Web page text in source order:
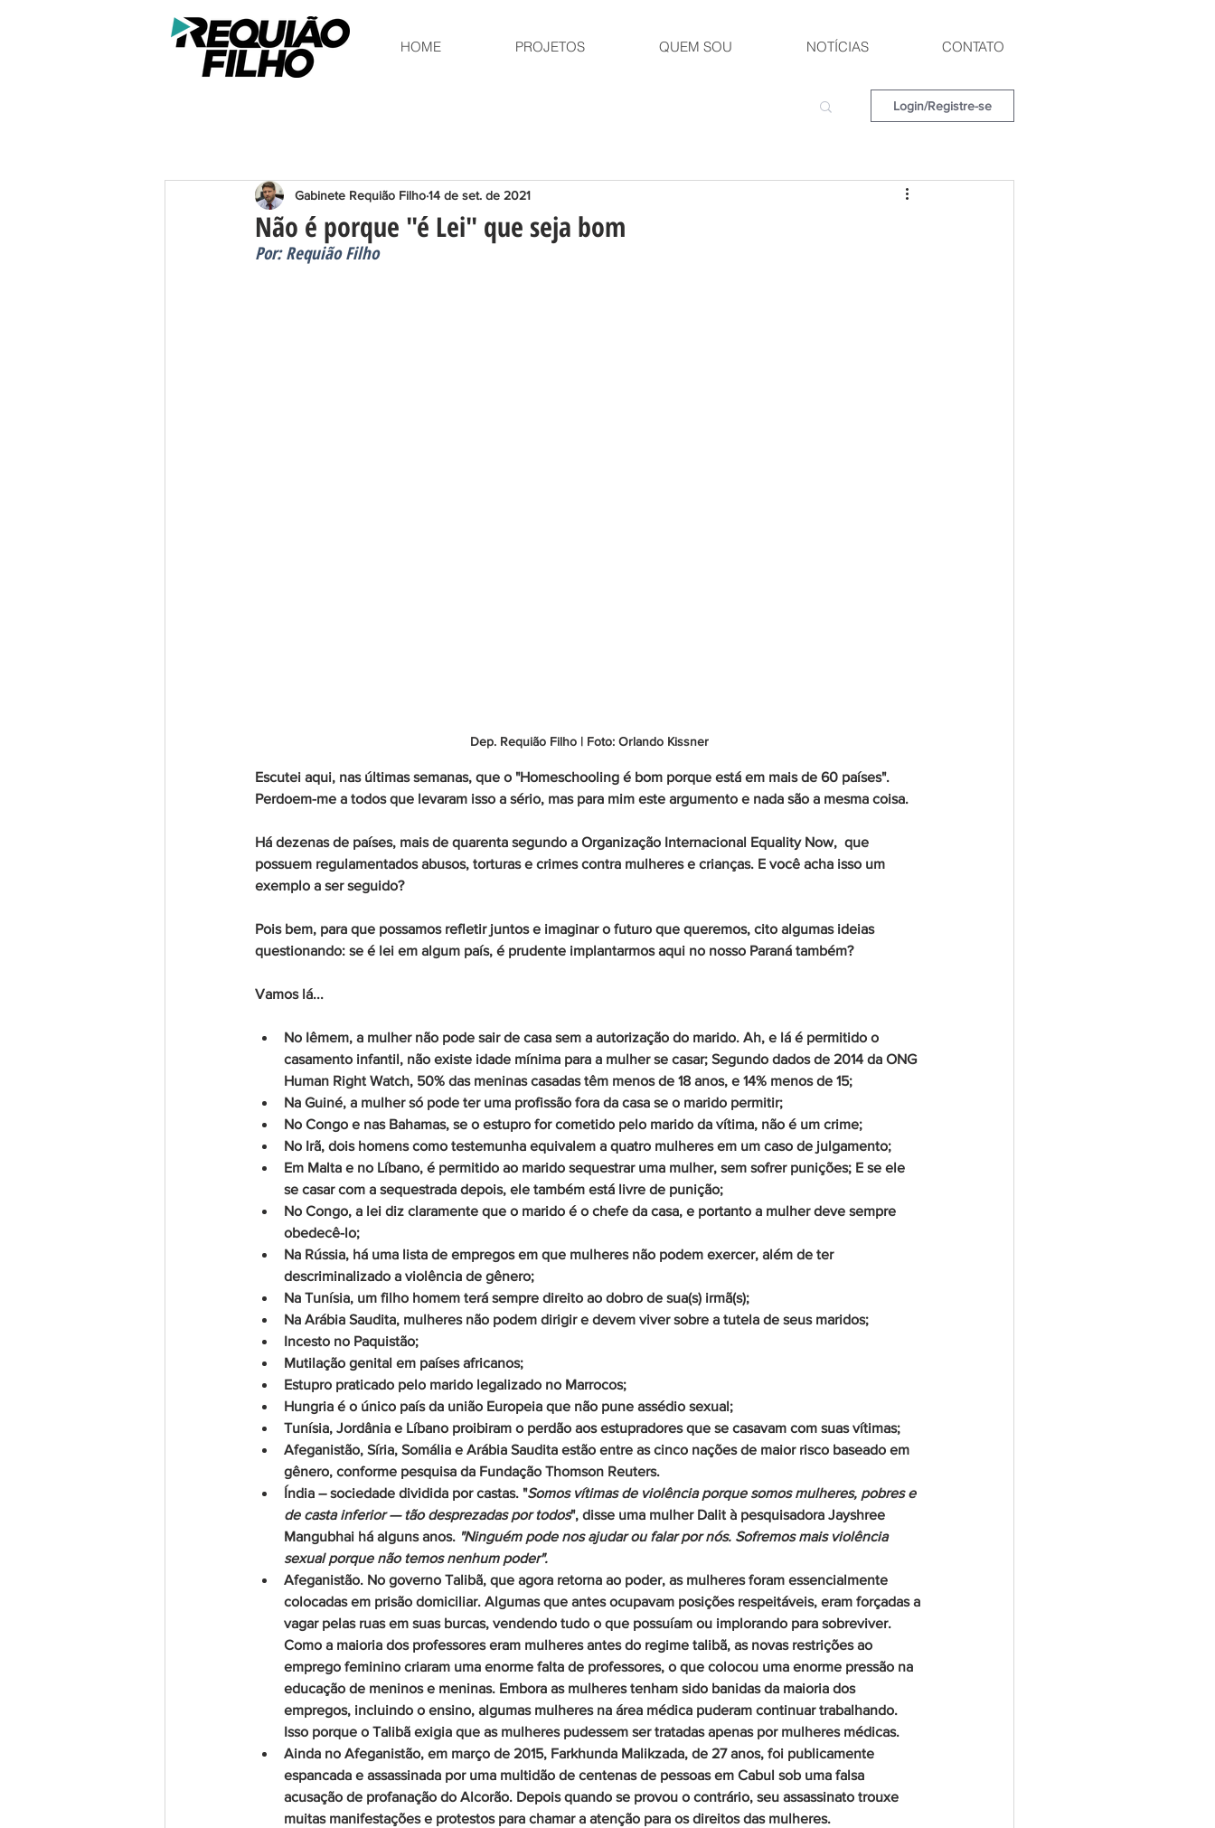
HOME PROJETOS QUEM SOU NOTÍCIAS CONTATO
Login/Registre-se
Não é porque "é Lei" que seja bom
Gabinete Requião Filho14 de set. de 2021
Por: Requião Filho
Dep. Requião Filho | Foto: Orlando Kissner
Escutei aqui, nas últimas semanas, que o "Homeschooling é bom porque está em mais de 60 países".
Perdoem-me a todos que levaram isso a sério, mas para mim este argumento e nada são a mesma coisa.
Há dezenas de países, mais de quarenta segundo a Organização Internacional Equality Now,  que
possuem regulamentados abusos, torturas e crimes contra mulheres e crianças. E você acha isso um
exemplo a ser seguido?
Pois bem, para que possamos refletir juntos e imaginar o futuro que queremos, cito algumas ideias
questionando: se é lei em algum país, é prudente implantarmos aqui no nosso Paraná também?
Vamos lá...
No Iêmem, a mulher não pode sair de casa sem a autorização do marido. Ah, e lá é permitido o
casamento infantil, não existe idade mínima para a mulher se casar; Segundo dados de 2014 da ONG
Human Right Watch, 50% das meninas casadas têm menos de 18 anos, e 14% menos de 15;
Na Guiné, a mulher só pode ter uma profissão fora da casa se o marido permitir;
No Congo e nas Bahamas, se o estupro for cometido pelo marido da vítima, não é um crime;
No Irã, dois homens como testemunha equivalem a quatro mulheres em um caso de julgamento;
Em Malta e no Líbano, é permitido ao marido sequestrar uma mulher, sem sofrer punições; E se ele
se casar com a sequestrada depois, ele também está livre de punição;
No Congo, a lei diz claramente que o marido é o chefe da casa, e portanto a mulher deve sempre
obedecê-lo;
Na Rússia, há uma lista de empregos em que mulheres não podem exercer, além de ter
descriminalizado a violência de gênero;
Na Tunísia, um filho homem terá sempre direito ao dobro de sua(s) irmã(s);
Na Arábia Saudita, mulheres não podem dirigir e devem viver sobre a tutela de seus maridos;
Incesto no Paquistão;
Mutilação genital em países africanos;
Estupro praticado pelo marido legalizado no Marrocos;
Hungria é o único país da união Europeia que não pune assédio sexual;
Tunísia, Jordânia e Líbano proibiram o perdão aos estupradores que se casavam com suas vítimas;
Afeganistão, Síria, Somália e Arábia Saudita estão entre as cinco nações de maior risco baseado em
gênero, conforme pesquisa da Fundação Thomson Reuters.
Índia – sociedade dividida por castas. "Somos vítimas de violência porque somos mulheres, pobres e
de casta inferior — tão desprezadas por todos", disse uma mulher Dalit à pesquisadora Jayshree
Mangubhai há alguns anos. "Ninguém pode nos ajudar ou falar por nós. Sofremos mais violência
sexual porque não temos nenhum poder".
Afeganistão. No governo Talibã, que agora retorna ao poder, as mulheres foram essencialmente
colocadas em prisão domiciliar. Algumas que antes ocupavam posições respeitáveis, eram forçadas a
vagar pelas ruas em suas burcas, vendendo tudo o que possuíam ou implorando para sobreviver.
Como a maioria dos professores eram mulheres antes do regime talibã, as novas restrições ao
emprego feminino criaram uma enorme falta de professores, o que colocou uma enorme pressão na
educação de meninos e meninas. Embora as mulheres tenham sido banidas da maioria dos
empregos, incluindo o ensino, algumas mulheres na área médica puderam continuar trabalhando.
Isso porque o Talibã exigia que as mulheres pudessem ser tratadas apenas por mulheres médicas.
Ainda no Afeganistão, em março de 2015, Farkhunda Malikzada, de 27 anos, foi publicamente
espancada e assassinada por uma multidão de centenas de pessoas em Cabul sob uma falsa
acusação de profanação do Alcorão. Depois quando se provou o contrário, seu assassinato trouxe
muitas manifestações e protestos para chamar a atenção para os direitos das mulheres.